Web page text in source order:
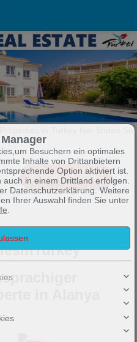
hier finden Sie Wohnungen
Real Estate /
in Alanya
Besuchern ein optimales
Inhalte von Drittanbietern
Option aktiviert ist.
in einem Drittland erfolgen.
Datenschutzerklärung. Weitere
Ihrer Auswahl finden Sie unter